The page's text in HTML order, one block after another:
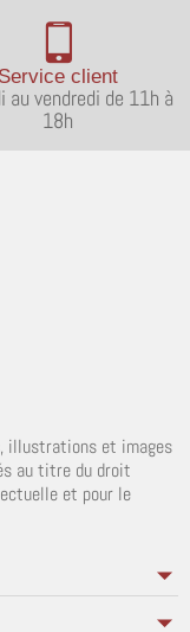
Service client
au vendredi de 11h à
18h
illustrations et images
au titre du droit
et pour le